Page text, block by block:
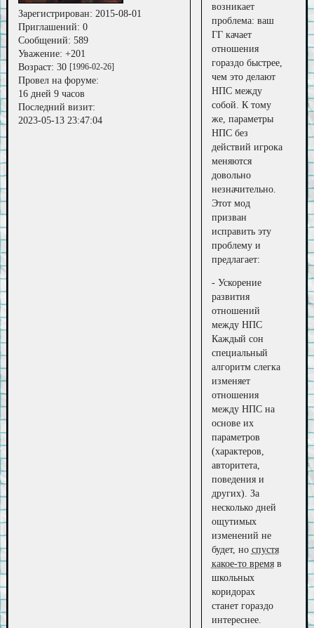
Зарегистрирован: 2015-08-01
Приглашений: 0
Сообщений: 589
Уважение: +201
Возраст: 30 [1996-02-26]
Провел на форуме:
16 дней 9 часов
Последний визит:
2023-05-13 23:47:04
возникает
проблема: ваш
ГГ качает
отношения
гораздо быстрее,
чем это делают
НПС между
собой. К тому
же, параметры
НПС без
действий игрока
меняются
довольно
незначительно.
Этот мод
призван
исправить эту
проблему и
предлагает:
- Ускорение
развития
отношений
между НПС
Каждый сон
специальный
алгоритм слегка
изменяет
отношения
между НПС на
основе их
параметров
(характеров,
авторитета,
поведения и
других). За
несколько дней
ощутимых
изменений не
будет, но спустя
какое-то времяв
школьных
коридорах
станет гораздо
интереснее.